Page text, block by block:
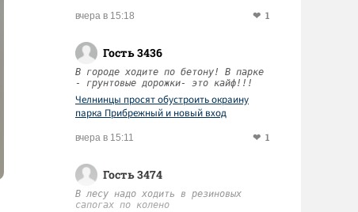
вчера в 15:18 1
Гость 3436
В городе ходите по бетону! В парке
- грунтовые дорожки- это кайф!!!
Челнинцы просят обустроить окраину
парка Прибрежный и новый вход
вчера в 15:11 1
Гость 3474
В лесу надо ходить в резиновых
сапогах по колено